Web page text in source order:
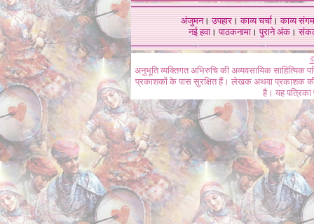
अंजुमन।उपहार।काव्य चर्चा।काव्य संगम
नई हवा। पाठकनामा। पुराने अंक।
अनुभूति व्यक्तिगत अभिरुचि की अव्यवसायिक
प्रकाशकों के पास सुरक्षित हैं। लेखक अथवा प्रकाशक की
है। यह पत्रिका